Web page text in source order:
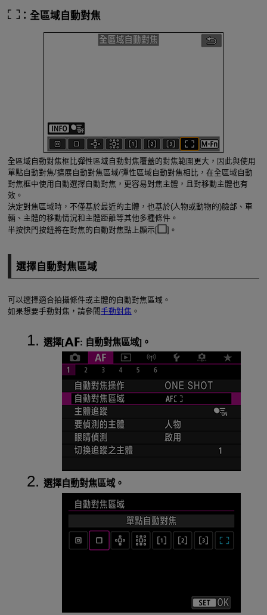
：全區域自動對焦
全區域自動對焦框比彈性區域自動對焦覆蓋的對焦範圍更大，因此與使用
單點自動對焦/擴展自動對焦區域/彈性區域自動對焦相比，在全區域自動
對焦框中使用自動選擇自動對焦，更容易對焦主體，且對移動主體也有
效。
決定對焦區域時，不僅基於最近的主體，也基於(人物或動物的)臉部、車
輛、主體的移動情況和主體距離等其他多種條件。
半按快門按鈕將在對焦的自動對焦點上顯示[
]。
選擇自動對焦區域
可以選擇適合拍攝條件或主體的自動對焦區域。
如果想要手動對焦，請參閱手動對焦 。
選擇[ : 自動對焦區域]。
選擇自動對焦區域。